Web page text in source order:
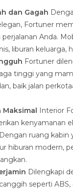
dan Gagah
Fortuner
perjalanan Anda.
liburan keluarga,
Fortuner
tinggi yang
baik jalan
Maksimal Interior
kenyamanan
ruang kabin
hiburan modern,
Dilengkapi
seperti ABS,